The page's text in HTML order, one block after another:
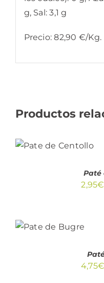
g, Sal: 3,1 g
Precio: 82,90 €/Kg.
Productos
CARRITO
Paté
2,95€
CARRITO
4,75€